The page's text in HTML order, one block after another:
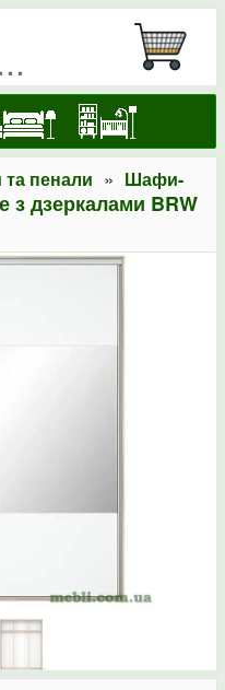
пенали » Шафи-
з дзеркалами BRW